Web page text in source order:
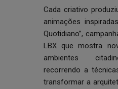
Cada criativo
animações
Quotidiano”,
LBX que mostra
ambientes
recorrendo a
transformar a